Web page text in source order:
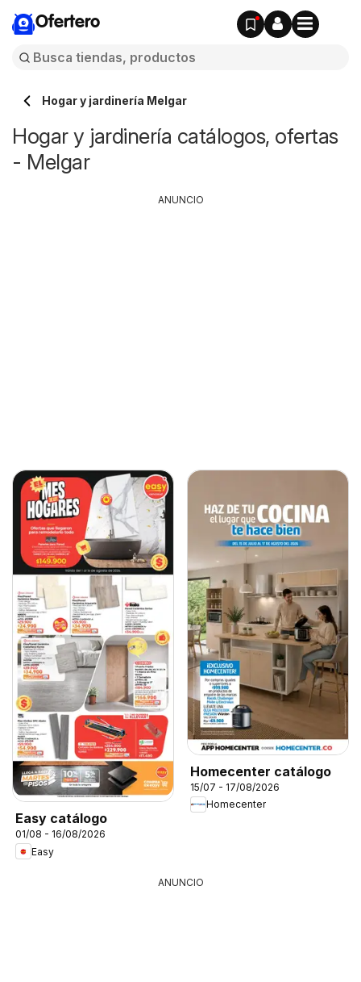
Ofertero
Hogar y jardinería Melgar
Hogar y jardinería catálogos, ofertas
- Melgar
Easy catálogo
01/08 - 16/08/2026
Easy
Homecenter catálogo
15/07 - 17/08/2026
Homecenter
ANUNCIO
ANUNCIO